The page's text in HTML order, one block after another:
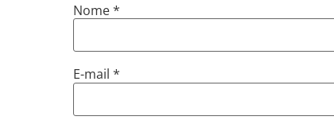
Nome*
E-mail *